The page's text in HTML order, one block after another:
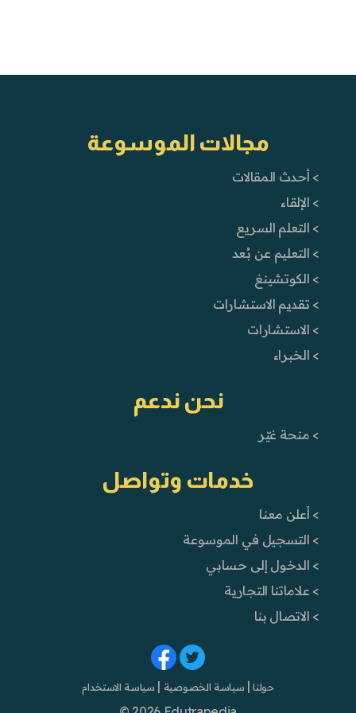
مجالات الموسوعة
> أحدث المقالات
> الإلقاء
> التعلم السريع
> التعليم عن بُعد
> الكوتشينغ
> تقديم الاستشارات
> الاستشارات
> الخبراء
نحن ندعم
> منحة غيّر
خدمات وتواصل
> أعلن معنا
> التسجيل في الموسوعة
> الدخول إلى حسابي
> علاماتنا التجارية
> الاتصال بنا
حولنا | سياسة الخصوصية | سياسة الاستخدام